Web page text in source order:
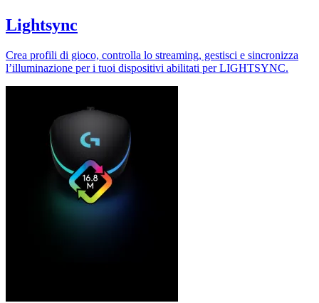
Lightsync
Crea profili di gioco, controlla lo streaming, gestisci e sincronizza
l’illuminazione per i tuoi dispositivi abilitati per LIGHTSYNC.